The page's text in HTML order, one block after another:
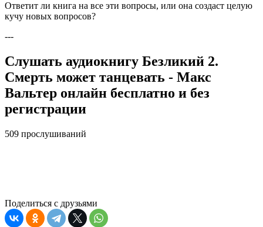
Ответит ли книга на все эти вопросы, или она создаст целую
кучу новых вопросов?
---
Слушать аудиокнигу Безликий 2.
Смерть может танцевать - Макс
Вальтер онлайн бесплатно и без
регистрации
509 прослушиваний
Поделиться с друзьями